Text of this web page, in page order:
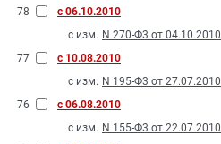
78
с 06.10.2010
с изм. N 270-Ф3 от 04.10.2010
77
с 10.08.2010
с изм. N 195-Ф3 от 27.07.2010
76
с 06.08.2010
с изм. N 155-Ф3 от 22.07.2010